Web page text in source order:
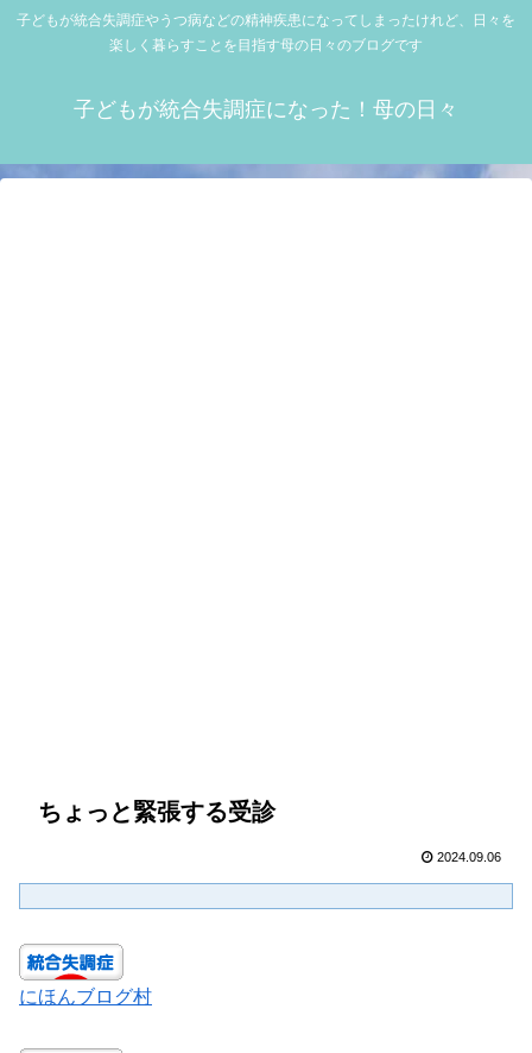
子どもが統合失調症やうつ病などの精神疾患になってしまったけれど、日々を
楽しく暮らすことを目指す母の日々のブログです
子どもが統合失調症になった！母の日々
ちょっと緊張する受診
2024.09.06
にほんブログ村